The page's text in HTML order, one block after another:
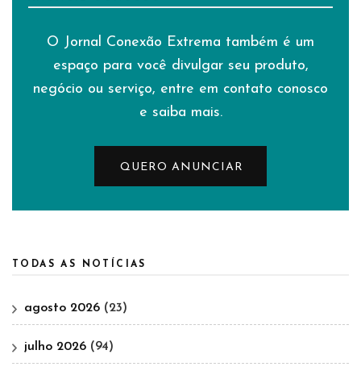
O Jornal Conexão Extrema também é um
espaço para você divulgar seu produto,
negócio ou serviço, entre em contato conosco
e saiba mais.
QUERO ANUNCIAR
TODAS AS NOTÍCIAS
agosto 2026 (23)
julho 2026 (94)